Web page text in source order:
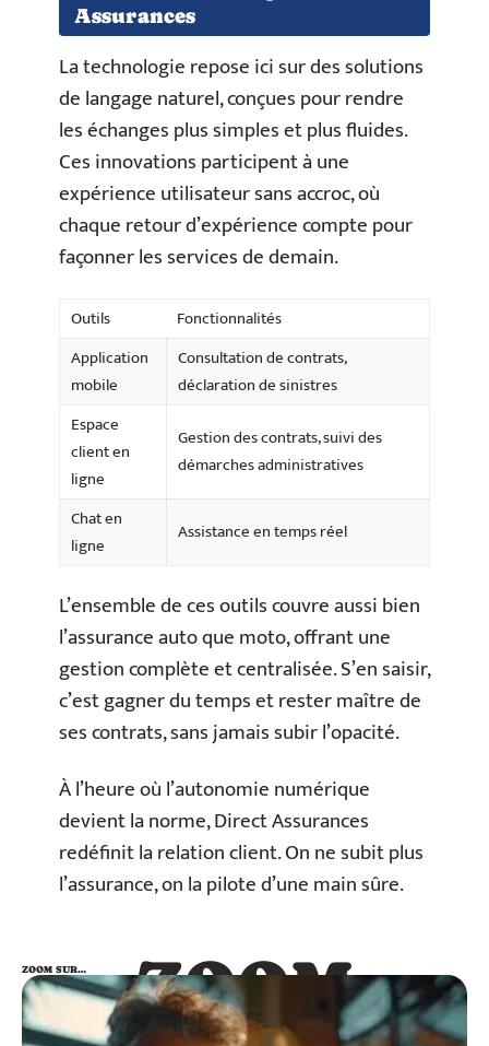
Assurances
La technologie repose ici sur des solutions
de langage naturel, conçues pour rendre
les échanges plus simples et plus fluides.
Ces innovations participent à une
expérience utilisateur sans accroc, où
chaque retour d’expérience compte pour
façonner les services de demain.
Outils
Fonctionnalités
Application
mobile
Consultation de contrats,
déclaration de sinistres
Espace
client en
ligne
Gestion des contrats, suivi des
démarches administratives
Chat en
ligne
Assistance en temps réel
L’ensemble de ces outils couvre aussi bien
l’assurance auto que moto, offrant une
gestion complète et centralisée. S’en saisir,
c’est gagner du temps et rester maître de
ses contrats, sans jamais subir l’opacité.
À l’heure où l’autonomie numérique
devient la norme, Direct Assurances
redéfinit la relation client. On ne subit plus
l’assurance, on la pilote d’une main sûre.
ZOOM
SUR…
ZOOM SUR…